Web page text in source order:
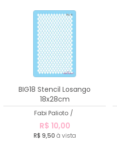
BIG18 Stencil Losango
18x28cm
Fabi Palioto /
R$ 10,00
R$ 9,50 à vista